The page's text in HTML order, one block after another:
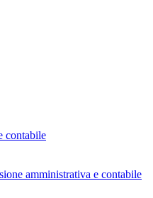
contabile
amministrativa e contabile